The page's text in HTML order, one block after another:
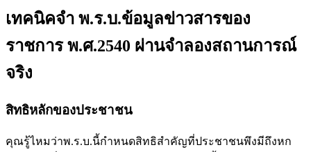
เทคนิคจำ พ.ร.บ.ข้อมูลข่าวสารของ
ราชการ พ.ศ.2540 ผ่านจำลองสถานการณ์
จริง
สิทธิหลักของประชาชน
คุณรู้ไหมว่าพ.ร.บ.นี้กำหนดสิทธิสำคัญที่ประชาชนพึงมีถึงหก